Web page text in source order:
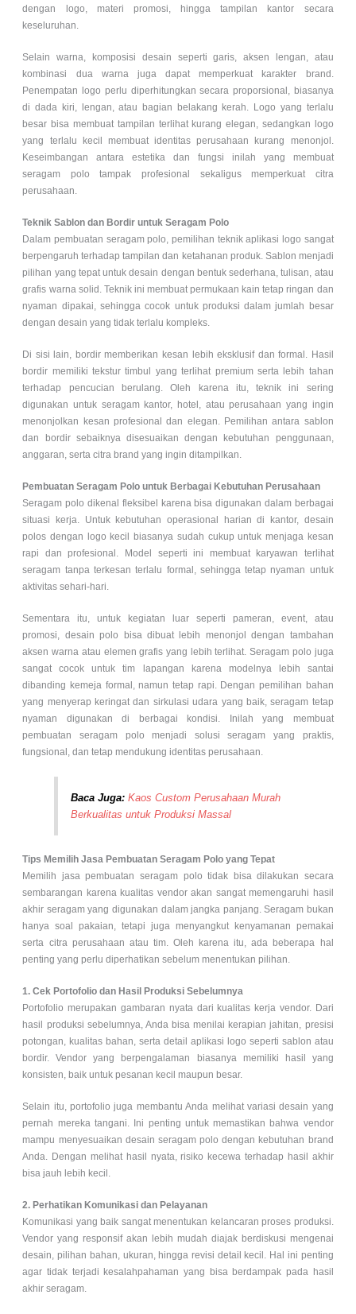
dengan logo, materi promosi, hingga tampilan kantor secara
keseluruhan.
Selain warna, komposisi desain seperti garis, aksen lengan, atau
kombinasi dua warna juga dapat memperkuat karakter brand.
Penempatan logo perlu diperhitungkan secara proporsional, biasanya
di dada kiri, lengan, atau bagian belakang kerah. Logo yang terlalu
besar bisa membuat tampilan terlihat kurang elegan, sedangkan logo
yang terlalu kecil membuat identitas perusahaan kurang menonjol.
Keseimbangan antara estetika dan fungsi inilah yang membuat
seragam polo tampak profesional sekaligus memperkuat citra
perusahaan.
Teknik Sablon dan Bordir untuk Seragam Polo
Dalam pembuatan seragam polo, pemilihan teknik aplikasi logo sangat
berpengaruh terhadap tampilan dan ketahanan produk. Sablon menjadi
pilihan yang tepat untuk desain dengan bentuk sederhana, tulisan, atau
grafis warna solid. Teknik ini membuat permukaan kain tetap ringan dan
nyaman dipakai, sehingga cocok untuk produksi dalam jumlah besar
dengan desain yang tidak terlalu kompleks.
Di sisi lain, bordir memberikan kesan lebih eksklusif dan formal. Hasil
bordir memiliki tekstur timbul yang terlihat premium serta lebih tahan
terhadap pencucian berulang. Oleh karena itu, teknik ini sering
digunakan untuk seragam kantor, hotel, atau perusahaan yang ingin
menonjolkan kesan profesional dan elegan. Pemilihan antara sablon
dan bordir sebaiknya disesuaikan dengan kebutuhan penggunaan,
anggaran, serta citra brand yang ingin ditampilkan.
Pembuatan Seragam Polo untuk Berbagai Kebutuhan Perusahaan
Seragam polo dikenal fleksibel karena bisa digunakan dalam berbagai
situasi kerja. Untuk kebutuhan operasional harian di kantor, desain
polos dengan logo kecil biasanya sudah cukup untuk menjaga kesan
rapi dan profesional. Model seperti ini membuat karyawan terlihat
seragam tanpa terkesan terlalu formal, sehingga tetap nyaman untuk
aktivitas sehari-hari.
Sementara itu, untuk kegiatan luar seperti pameran, event, atau
promosi, desain polo bisa dibuat lebih menonjol dengan tambahan
aksen warna atau elemen grafis yang lebih terlihat. Seragam polo juga
sangat cocok untuk tim lapangan karena modelnya lebih santai
dibanding kemeja formal, namun tetap rapi. Dengan pemilihan bahan
yang menyerap keringat dan sirkulasi udara yang baik, seragam tetap
nyaman digunakan di berbagai kondisi. Inilah yang membuat
pembuatan seragam polo menjadi solusi seragam yang praktis,
fungsional, dan tetap mendukung identitas perusahaan.
Baca Juga: Kaos Custom Perusahaan Murah
Berkualitas untuk Produksi Massal
Tips Memilih Jasa Pembuatan Seragam Polo yang Tepat
Memilih jasa pembuatan seragam polo tidak bisa dilakukan secara
sembarangan karena kualitas vendor akan sangat memengaruhi hasil
akhir seragam yang digunakan dalam jangka panjang. Seragam bukan
hanya soal pakaian, tetapi juga menyangkut kenyamanan pemakai
serta citra perusahaan atau tim. Oleh karena itu, ada beberapa hal
penting yang perlu diperhatikan sebelum menentukan pilihan.
1. Cek Portofolio dan Hasil Produksi Sebelumnya
Portofolio merupakan gambaran nyata dari kualitas kerja vendor. Dari
hasil produksi sebelumnya, Anda bisa menilai kerapian jahitan, presisi
potongan, kualitas bahan, serta detail aplikasi logo seperti sablon atau
bordir. Vendor yang berpengalaman biasanya memiliki hasil yang
konsisten, baik untuk pesanan kecil maupun besar.
Selain itu, portofolio juga membantu Anda melihat variasi desain yang
pernah mereka tangani. Ini penting untuk memastikan bahwa vendor
mampu menyesuaikan desain seragam polo dengan kebutuhan brand
Anda. Dengan melihat hasil nyata, risiko kecewa terhadap hasil akhir
bisa jauh lebih kecil.
2. Perhatikan Komunikasi dan Pelayanan
Komunikasi yang baik sangat menentukan kelancaran proses produksi.
Vendor yang responsif akan lebih mudah diajak berdiskusi mengenai
desain, pilihan bahan, ukuran, hingga revisi detail kecil. Hal ini penting
agar tidak terjadi kesalahpahaman yang bisa berdampak pada hasil
akhir seragam.